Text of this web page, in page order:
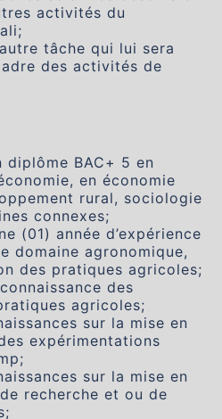
activités du
tâche qui lui sera
des activités de
diplôme BAC+ 5 en
en économie
rural, sociologie
connexes;
(01) année d’expérience
domaine agronomique,
des pratiques agricoles;
des
agricoles;
sur la mise en
expérimentations
sur la mise en
recherche et ou de